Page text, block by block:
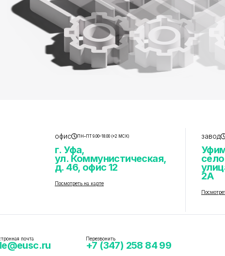
офис ПН–ПТ 9.00–18.00 (+2 МСК)
г. Уфа,
ул. Коммунистическая,
д. 46, офис 12
Посмотреть на карте
завод
2А
почта Перезвонить
+7 (347) 258 84 99